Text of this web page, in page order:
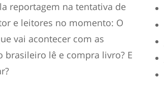
reportagem na tentativa de
e leitores no momento: O
vai acontecer com as
brasileiro lê e compra livro? E